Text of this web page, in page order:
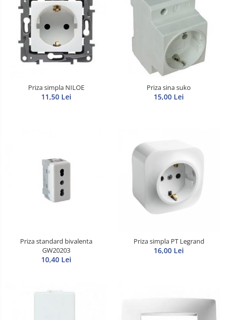
Priza simpla NILOE
11,50 Lei
Priza sina suko
15,00 Lei
Priza standard bivalenta
GW20203
10,40 Lei
Priza simpla PT Legrand
16,00 Lei